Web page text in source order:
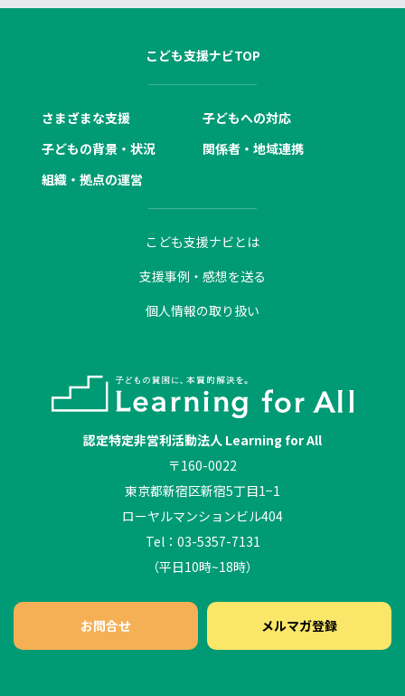
こども支援ナビTOP
さまざまな支援
子どもへの対応
子どもの背景・状況
関係者・地域連携
組織・拠点の運営
こども支援ナビとは
支援事例・感想を送る
個人情報の取り扱い
認定特定非営利活動法人 Learning for All
〒160-0022
東京都新宿区新宿5丁目1−1
ローヤルマンションビル404
Tel：03-5357-7131
（平日10時~18時）
お問合せ メルマガ登録